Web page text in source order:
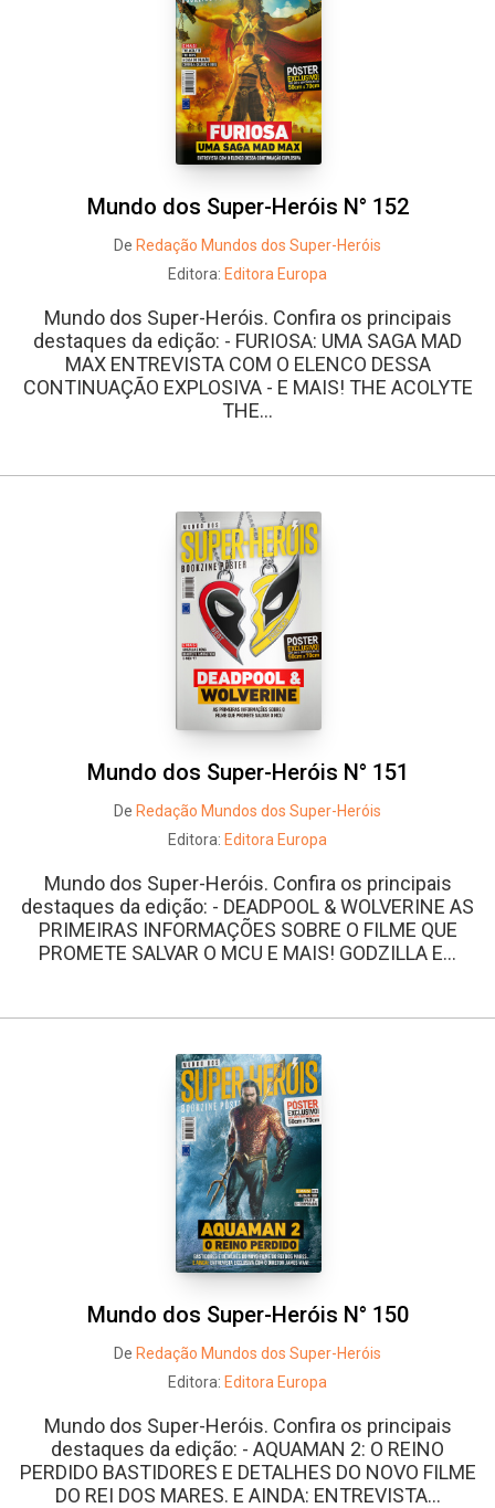
Mundo dos Super-Heróis N° 152
De Redação Mundos dos Super-Heróis
Editora: Editora Europa
Mundo dos Super-Heróis. Confira os principais
destaques da edição: - FURIOSA: UMA SAGA MAD
MAX ENTREVISTA COM O ELENCO DESSA
CONTINUAÇÃO EXPLOSIVA - E MAIS! THE ACOLYTE
THE...
Mundo dos Super-Heróis N° 151
De Redação Mundos dos Super-Heróis
Editora: Editora Europa
Mundo dos Super-Heróis. Confira os principais
destaques da edição: - DEADPOOL & WOLVERINE AS
PRIMEIRAS INFORMAÇÕES SOBRE O FILME QUE
PROMETE SALVAR O MCU E MAIS! GODZILLA E...
Mundo dos Super-Heróis N° 150
De Redação Mundos dos Super-Heróis
Editora: Editora Europa
Mundo dos Super-Heróis. Confira os principais
destaques da edição: - AQUAMAN 2: O REINO
PERDIDO BASTIDORES E DETALHES DO NOVO FILME
DO REI DOS MARES. E AINDA: ENTREVISTA...
Facebook Twitter